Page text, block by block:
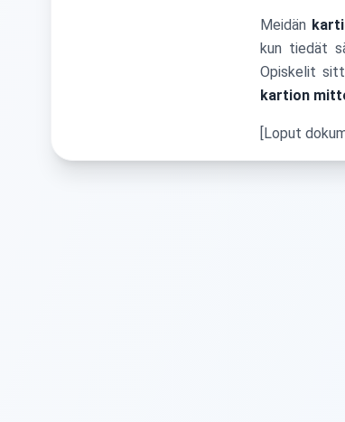
Meidän
kun tiedät
Opiskelit
kartion
[Loput